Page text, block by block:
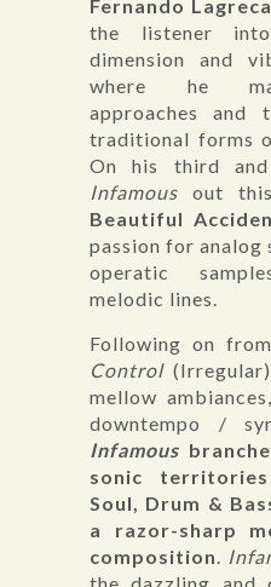
Fernando Lagreca
the listener
dimension and
where he
approaches and
traditional forms
On his third
Infamous
out
Beautiful
passion for analog
operatic
melodic lines.
Following on
Control
mellow
downtempo /
Infamous
sonic
Soul, Drum &
a razor-sharp
composition
the dazzling and